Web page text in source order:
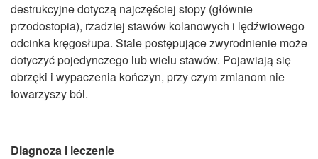
destrukcyjne dotyczą najczęściej stopy (głównie
przodostopia), rzadziej stawów kolanowych i lędźwiowego
odcinka kręgosłupa. Stale postępujące zwyrodnienie może
dotyczyć pojedynczego lub wielu stawów. Pojawiają się
obrzęki i wypaczenia kończyn, przy czym zmianom nie
towarzyszy ból.
Diagnoza i leczenie